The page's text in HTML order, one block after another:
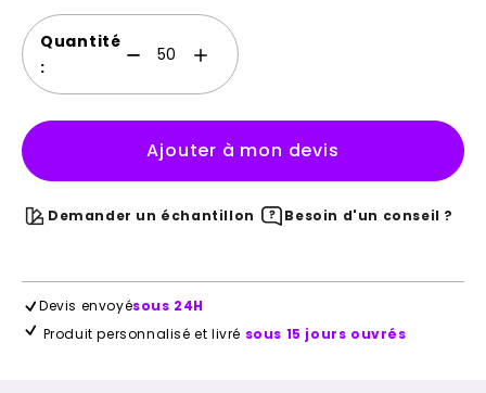
Quantité
:
Ajouter à mon devis
Demander un échantillon Besoin d'un conseil ?
Devis envoyésous 24H
Produit personnalisé et livré sous 15 jours ouvrés